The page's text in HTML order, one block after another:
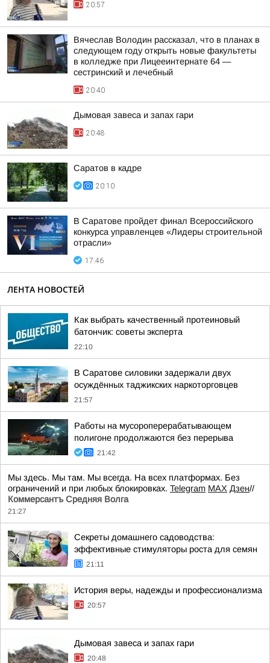
20:57
Вячеслав Володин рассказал, что в планах в
следующем году открыть новые факультеты
в колледже при Лицееинтернате 64 —
сестринский и лечебный
20:40
Дымовая завеса и запах гари
20:48
Саратов в кадре
20:10
В Саратове пройдет финал Всероссийского
конкурса управленцев «Лидеры строительной
отрасли»
17:46
ЛЕНТА НОВОСТЕЙ
Как выбрать качественный протеиновый
батончик: советы эксперта
22:10
В Саратове силовики задержали двух
осуждённых таджикских наркоторговцев
21:57
Работы на мусороперерабатывающем
полигоне продолжаются без перерыва
21:42
Мы здесь. Мы там. Мы всегда. На всех платформах. Без
ограничений и при любых блокировках. Telegram MAX Дзен//
Коммерсантъ Средняя Волга
21:27
Секреты домашнего садоводства:
эффективные стимуляторы роста для семян
21:11
История веры, надежды и профессионализма
20:57
Дымовая завеса и запах гари
20:48